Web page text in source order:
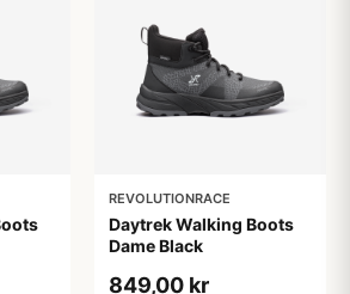
REVOLUTIONRACE
Daytrek Walking Boots
Dame Black
849,00 kr